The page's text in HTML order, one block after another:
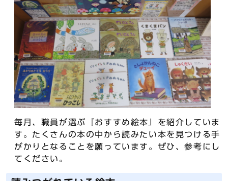
毎月、職員が選ぶ『おすすめ絵本』を紹介していま
す。たくさんの本の中から読みたい本を見つける手
がかりとなることを願っています。ぜひ、参考にし
てください。